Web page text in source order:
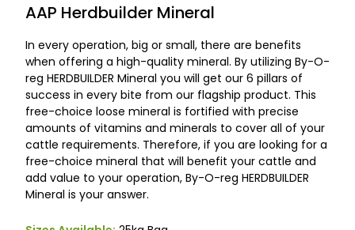
AAP Herdbuilder Mineral
In every operation, big or small, there are benefits
when offering a high-quality mineral. By utilizing By-O-
reg HERDBUILDER Mineral you will get our 6 pillars of
success in every bite from our flagship product. This
free-choice loose mineral is fortified with precise
amounts of vitamins and minerals to cover all of your
cattle requirements. Therefore, if you are looking for a
free-choice mineral that will benefit your cattle and
add value to your operation, By-O-reg HERDBUILDER
Mineral is your answer.